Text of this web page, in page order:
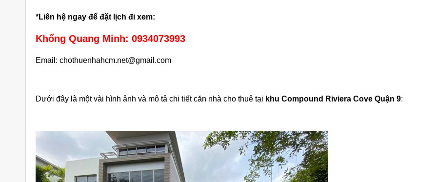
*Liên hệ ngay để đặt lịch đi xem:
Khổng Quang Minh: 0934073993
Email: chothuenhahcm.net@gmail.com
Dưới đây là một vài hình ảnh và mô tả chi tiết căn nhà cho thuê tại khu Compound Riviera Cove Quận 9: